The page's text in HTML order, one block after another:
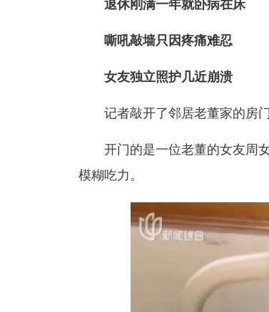
退休刚满一年就卧病在床
嘶吼敲墙只因疼痛难忍
女友独立照护几近崩溃
记者敲开了邻居老董家的房门
开门的是一位老董的女友周女
模糊吃力。